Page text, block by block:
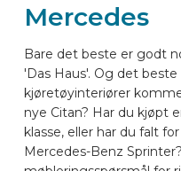
SYSTEMER
SKREDDERSYDD
SEKTORER
Mercedes
Bare det beste er godt
'Das Haus'. Og det
kjøretøyinteriører
nye Citan? Har du kjøpt
klasse, eller har du falt
Mercedes-Benz